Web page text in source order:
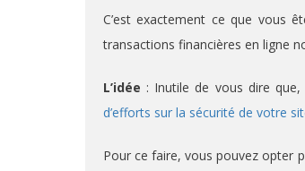
C’est exactement ce que vous
transactions financières en ligne
L’idée : Inutile de vous dire
d’efforts sur la sécurité de votre
Pour ce faire, vous pouvez opter